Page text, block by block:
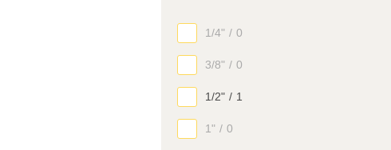
1/4" / 0
3/8" / 0
1/2" / 1
1" / 0